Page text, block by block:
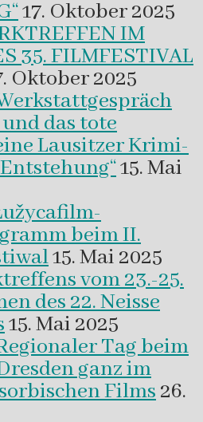
17. Oktober 2025
IM
35. FILMFESTIVAL
Oktober 2025
das tote
Lausitzer Krimi-
15. Mai
beim II.
15. Mai 2025
vom 23.-25.
des 22. Neisse
15. Mai 2025
Tag beim
ganz im
Films26.